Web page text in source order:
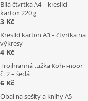
Bílá čtvrtka A4 – kreslicí
karton 220 g
3 Kč
Kreslicí karton A3 – čtvrtka na
výkresy
4 Kč
Trojhranná tužka Koh-i-noor
č. 2 – šedá
6 Kč
Obal na sešity a knihy A5 –